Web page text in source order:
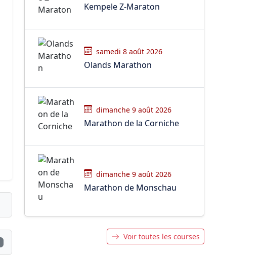
Kempele Z-Maraton
samedi 8 août 2026
Olands Marathon
dimanche 9 août 2026
Marathon de la Corniche
dimanche 9 août 2026
Marathon de Monschau
Voir toutes les courses